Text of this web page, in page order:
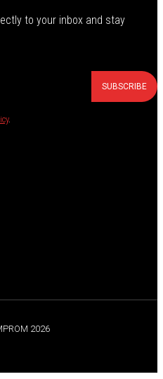
to your inbox and stay
SUBSCRIBE
.
2026